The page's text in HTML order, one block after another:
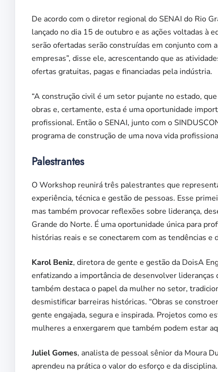
De acordo com o diretor regional do SENAI do Rio
lançado no dia 15 de outubro e as ações voltadas à
serão ofertadas serão construídas em conjunto com
empresas”, disse ele, acrescentando que as
ofertas gratuitas, pagas e financiadas pela indústria.
“A construção civil é um setor pujante no estado,
obras e, certamente, esta é uma oportunidade
profissional. Então o SENAI, junto com o
programa de construção de uma nova vida
Palestrantes
O Workshop reunirá três palestrantes que
experiência, técnica e gestão de pessoas. Esse
mas também provocar reflexões sobre liderança,
Grande do Norte. É uma oportunidade única para
histórias reais e se conectarem com as tendências e
Karol Beniz, diretora de gente e gestão da DoisA
enfatizando a importância de desenvolver
também destaca o papel da mulher no setor,
desmistificar barreiras históricas. “Obras se
gente engajada, segura e inspirada. Projetos como
mulheres a enxergarem que também podem estar
Juliel Gomes, analista de pessoal sênior da Moura
aprendeu na prática o valor do esforço e da